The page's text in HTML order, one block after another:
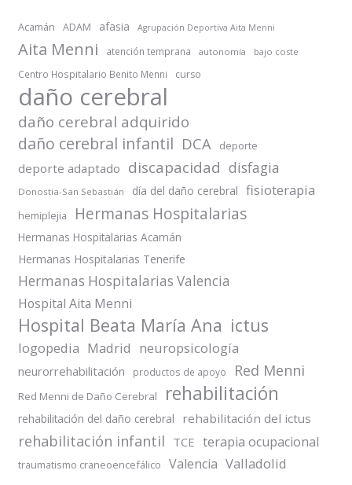
Acamán ADAM afasia Agrupación Deportiva Aita Menni
Aita Menni atención temprana autonomía bajo coste
Centro Hospitalario Benito Menni curso
daño cerebral
daño cerebral adquirido
daño cerebral infantil DCA deporte
deporte adaptado discapacidad disfagia
Donostia-San Sebastián día del daño cerebral fisioterapia
hemiplejia Hermanas Hospitalarias
Hermanas Hospitalarias Acamán
Hermanas Hospitalarias Tenerife
Hermanas Hospitalarias Valencia
Hospital Aita Menni
Hospital Beata María Ana ictus
logopedia Madrid neuropsicología
neurorrehabilitación productos de apoyo Red Menni
Red Menni de Daño Cerebral rehabilitación
rehabilitación del daño cerebral rehabilitación del ictus
rehabilitación infantil TCE terapia ocupacional
traumatismo craneoencefálico Valencia Valladolid